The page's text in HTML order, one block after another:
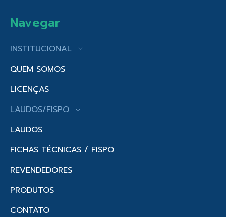
Navegar
INSTITUCIONAL
QUEM SOMOS
LICENÇAS
LAUDOS/FISPQ
LAUDOS
FICHAS TÉCNICAS / FISPQ
REVENDEDORES
PRODUTOS
CONTATO